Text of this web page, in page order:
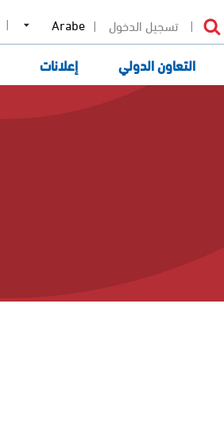
Select
تسجيل الدخول
التعاون الدولي إعلانات